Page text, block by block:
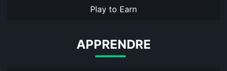
Play to Earn
APPRENDRE